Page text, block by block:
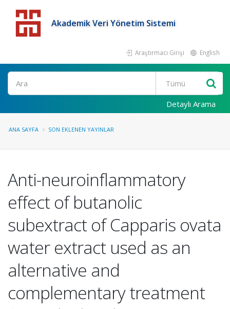
Akademik Veri Yönetim Sistemi
Araştırmacı Girişi English
Detaylı Arama
ANA SAYFA SON EKLENEN YAYINLAR
Anti-neuroinflammatory
effect of butanolic
subextract of Capparis ovata
water extract used as an
alternative and
complementary treatment